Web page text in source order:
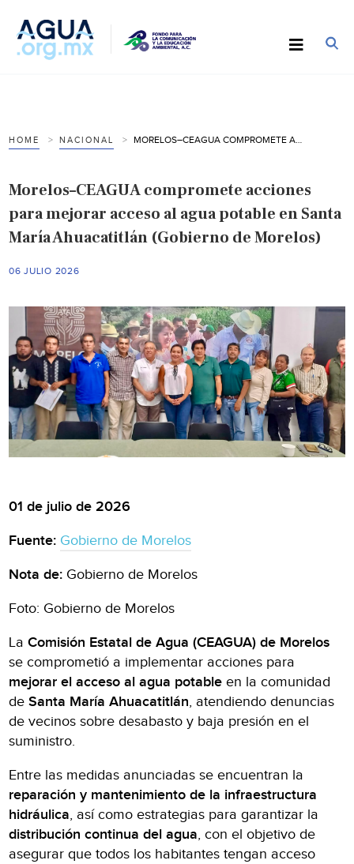
HOME NACIONAL
Morelos–CEAGUA compromete acciones
para mejorar acceso al agua potable en Santa
María Ahuacatitlán (Gobierno de Morelos)
06 JULIO 2026
01 de julio de 2026
Fuente: Gobierno de Morelos
Nota de: Gobierno de Morelos
Foto: Gobierno de Morelos
LaComisión Estatal de Agua (CEAGUA) de Morelos
se comprometió a implementar acciones para
mejorar el acceso al agua potable en la comunidad
deSanta María Ahuacatitlán, atendiendo denuncias
de vecinos sobre desabasto y baja presión en el
suministro.
Entre las medidas anunciadas se encuentran la
reparación y mantenimiento de la infraestructura
hidráulica, así como estrategias para garantizar la
distribución continua del agua, con el objetivo de
asegurar que todos los habitantes tengan acceso